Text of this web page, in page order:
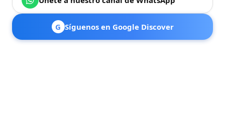
G Síguenos en Google Discover